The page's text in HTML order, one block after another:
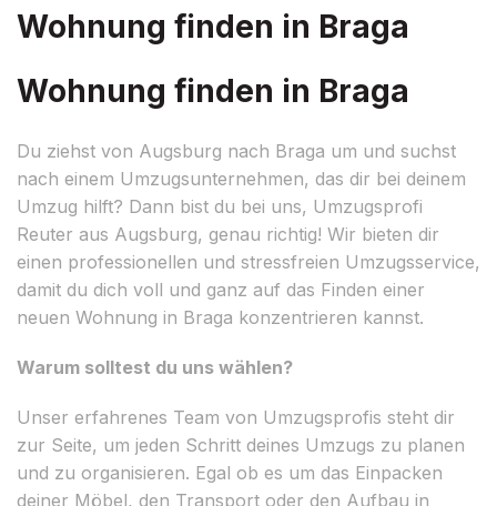
Wohnung finden in Braga
Wohnung finden in Braga
Du ziehst von Augsburg nach Braga um und suchst
nach einem Umzugsunternehmen, das dir bei deinem
Umzug hilft? Dann bist du bei uns, Umzugsprofi
Reuter aus Augsburg, genau richtig! Wir bieten dir
einen professionellen und stressfreien Umzugsservice,
damit du dich voll und ganz auf das Finden einer
neuen Wohnung in Braga konzentrieren kannst.
Warum solltest du uns wählen?
Unser erfahrenes Team von Umzugsprofis steht dir
zur Seite, um jeden Schritt deines Umzugs zu planen
und zu organisieren. Egal ob es um das Einpacken
deiner Möbel, den Transport oder den Aufbau in